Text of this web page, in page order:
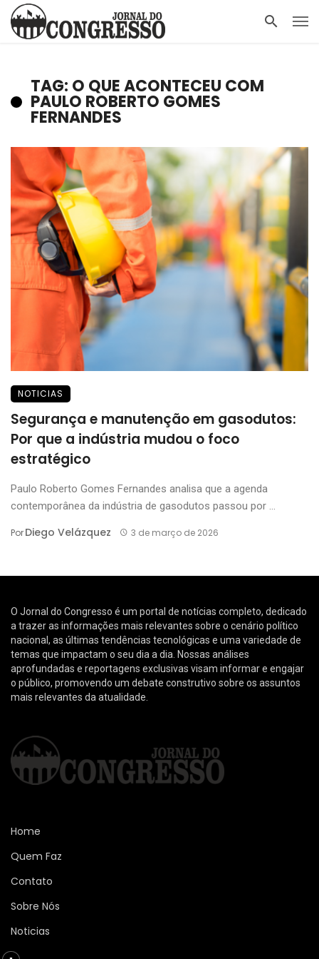
TAG: O QUE ACONTECEU COM
PAULO ROBERTO GOMES
FERNANDES
NOTICIAS
Segurança e manutenção em gasodutos:
Por que a indústria mudou o foco
estratégico
Paulo Roberto Gomes Fernandes analisa que a agenda
contemporânea da indústria de gasodutos passou por ...
PorDiego Velázquez 3 de março de 2026
O Jornal do Congresso é um portal de notícias completo, dedicado
a trazer as informações mais relevantes sobre o cenário político
nacional, as últimas tendências tecnológicas e uma variedade de
temas que impactam o seu dia a dia. Nossas análises
aprofundadas e reportagens exclusivas visam informar e engajar
o público, promovendo um debate construtivo sobre os assuntos
mais relevantes da atualidade.
Home
Quem Faz
Contato
Sobre Nós
Noticias